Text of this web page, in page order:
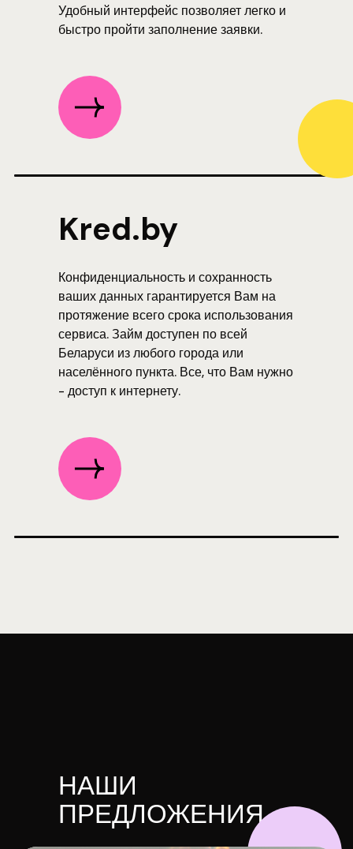
Удобный интерфейс позволяет легко и
быстро пройти заполнение заявки.
Конфиденциальность и сохранность
ваших данных гарантируется Вам на
протяжение всего срока использования
сервиса. Займ доступен по всей
Беларуси из любого города или
населённого пункта. Все, что Вам нужно
- доступ к интернету.
Kred.by
НАШИ
ПРЕДЛОЖЕНИЯ